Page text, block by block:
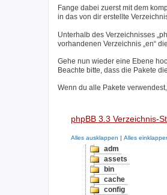
Fange dabei zuerst mit dem
in das von dir erstellte
Unterhalb des Verzeichnisses
vorhandenen Verzeichnis „en“
Gehe nun wieder eine Ebene
Beachte bitte, dass die Pakete
Wenn du alle Pakete
phpBB 3.3 Verzeichnis-
Alles ausklappen Alles
adm
assets
bin
cache
config